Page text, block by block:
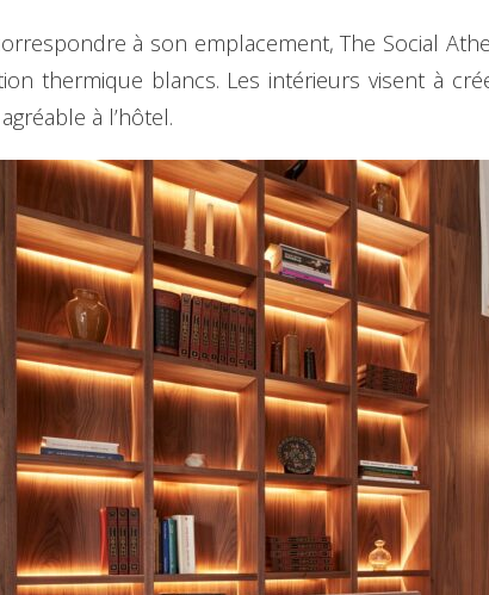
à son emplacement, The Social
thermique blancs. Les intérieurs visent à
à l’hôtel.